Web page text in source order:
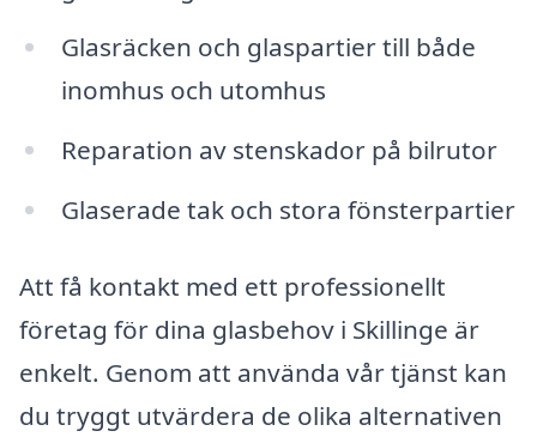
Glasräcken och glaspartier till både
inomhus och utomhus
Reparation av stenskador på bilrutor
Glaserade tak och stora fönsterpartier
Att få kontakt med ett professionellt
företag för dina glasbehov i Skillinge är
enkelt. Genom att använda vår tjänst kan
du tryggt utvärdera de olika alternativen